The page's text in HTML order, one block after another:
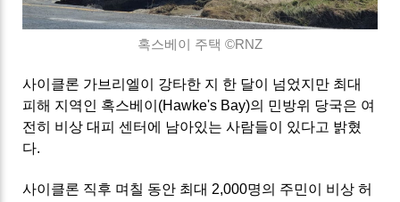
혹스베이 주택 ©RNZ
사이클론 가브리엘이 강타한 지 한 달이 넘었지만 최대
피해 지역인 혹스베이(Hawke's Bay)의 민방위 당국은 여
전히 비상 대피 센터에 남아있는 사람들이 있다고 밝혔
다.
사이클론 직후 며칠 동안 최대 2,000명의 주민이 비상 허